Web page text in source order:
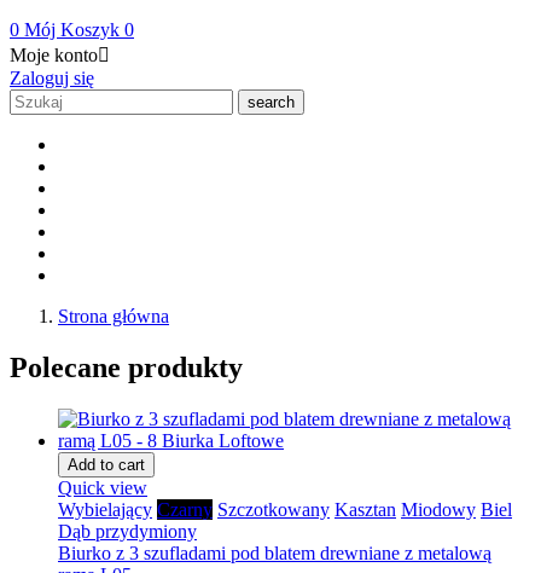
0 Mój Koszyk 0
Moje konto
Zaloguj się
search
Strona główna
Polecane produkty
Add to cart
Quick view
Wybielający Czarny Szczotkowany Kasztan Miodowy Biel
Dąb przydymiony
Biurko z 3 szufladami pod blatem drewniane z metalową